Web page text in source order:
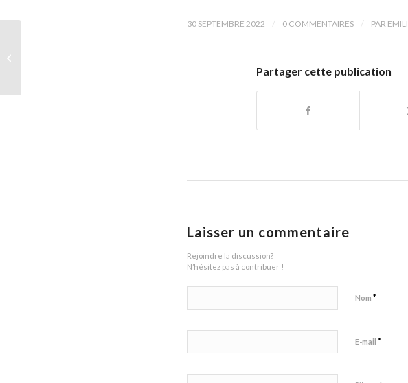
30 SEPTEMBRE 2022 0 COMMENTAIRES PAR
Partager cette publication
Laisser un commentaire
Rejoindre la discussion?
N’hésitez pas à contribuer !
Nom *
E-mail *